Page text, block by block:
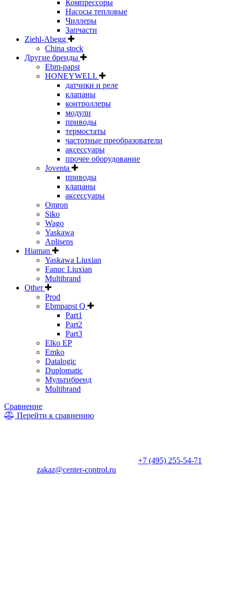
Компрессоры
Насосы тепловые
Чиллеры
Запчасти
Ziehl-Abegg
China stock
Другие бренды
Ebm-papst
HONEYWELL
датчики и реле
клапаны
контроллеры
модули
приводы
термостаты
частотные преобразователи
аксессуары
прочее оборудование
Joventa
приводы
клапаны
аксессуары
Omron
Siko
Wago
Yaskawa
Aplisens
Hiaman
Yaskawa Liuxian
Fanuc Liuxian
Multibrand
Other
Prod
Ebmpapst Q
Part1
Part2
Part3
Elko EP
Emko
Datalogic
Duplomatic
Мультибренд
Multibrand
Сравнение
Перейти к сравнению
+7 (495) 255-54-71
zakaz@center-control.ru